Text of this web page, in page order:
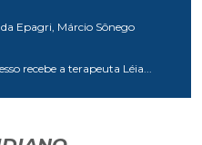
Epagri, Márcio Sônego
recebe a terapeuta Léia...